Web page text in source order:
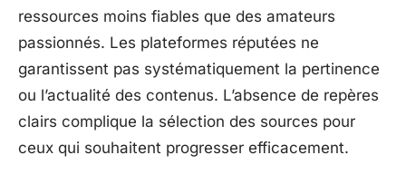
ressources moins fiables que des amateurs
passionnés. Les plateformes réputées ne
garantissent pas systématiquement la pertinence
ou l’actualité des contenus. L’absence de repères
clairs complique la sélection des sources pour
ceux qui souhaitent progresser efficacement.